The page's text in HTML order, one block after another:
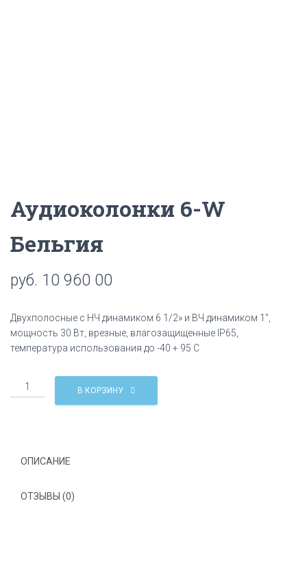
Аудиоколонки 6-W
Бельгия
руб. 10 960 00
Двухполосные с НЧ динамиком 6 1/2» и ВЧ динамиком 1″,
мощность 30 Вт, врезные, влагозащищенные IP65,
температура использования до -40 + 95 C
Количество
Аудиоколонки
В КОРЗИНУ
ОПИСАНИЕ
ОТЗЫВЫ (0)